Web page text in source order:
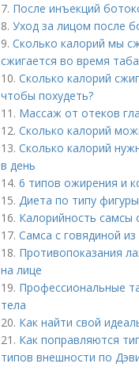
7. После инъекций
8. Уход за лицом после
9. Сколько калорий мы
сжигается во время
10. Сколько калорий
чтобы похудеть?
11. Массаж от отеков
12. Сколько калорий
13. Сколько калорий
в день
14. 6 типов ожирения и
15. Диета по типу
16. Калорийность самсы
17. Самса с говядиной
18. Противопоказания
на лице
19. Профессиональные
тела
20. Как найти свой
21. Как поправляются
типов внешности по